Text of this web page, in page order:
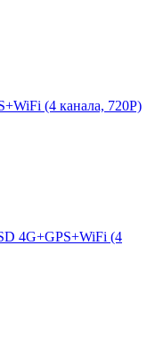
(4 канала, 720Р)
4G+GPS+WiFi (4